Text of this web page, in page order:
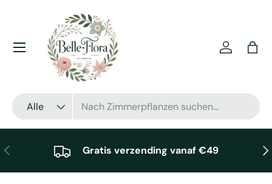
Direkt zum Inhalt
Suchen
Art
Alle
Einloggen
Menü
Vorherige Gratis verzending vanaf €49